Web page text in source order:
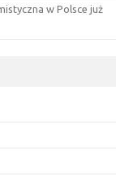
w Polsce już